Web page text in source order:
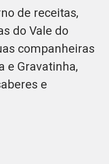
de receitas,
do Vale do
companheiras
e Gravatinha,
e